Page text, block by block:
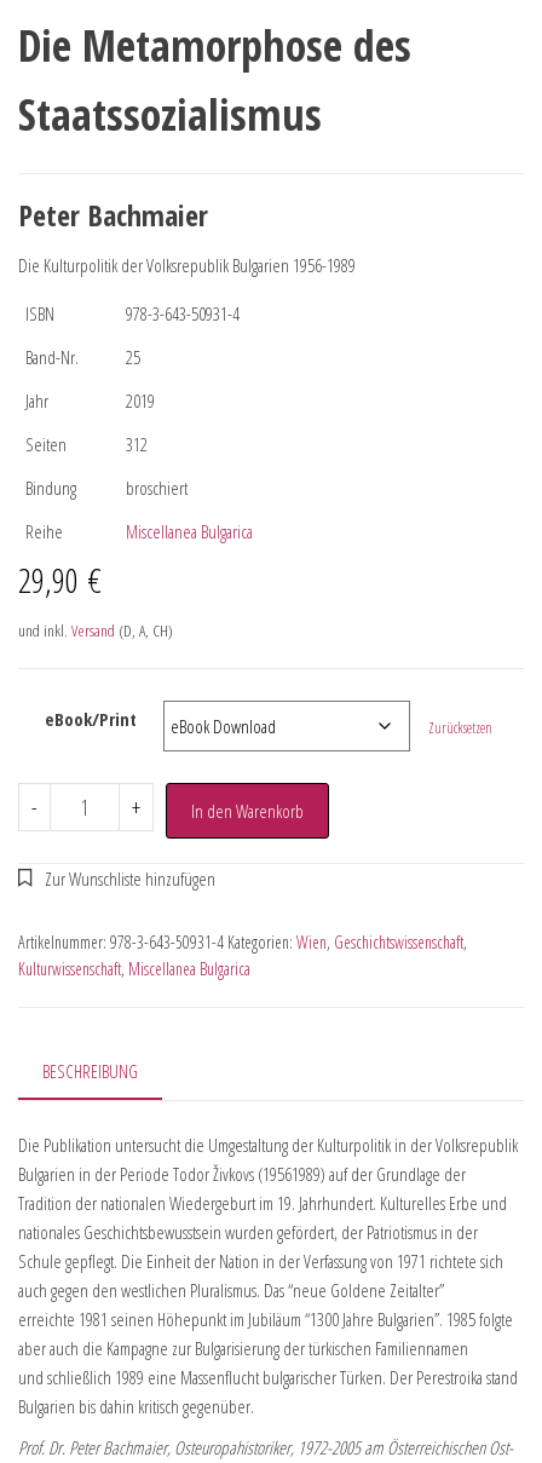
Die Metamorphose des
Staatssozialismus
Peter Bachmaier
Die Kulturpolitik der Volksrepublik Bulgarien 1956-1989
ISBN
978-3-643-50931-4
Band-Nr.
25
Jahr
2019
Seiten
312
Bindung
broschiert
Reihe
Miscellanea Bulgarica
29,90 €
und inkl. Versand (D, A, CH)
eBook/Print Zurücksetzen
- + In den Warenkorb
Artikelnummer: 978-3-643-50931-4 Kategorien: Wien, Geschichtswissenschaft,
Kulturwissenschaft, Miscellanea Bulgarica
BESCHREIBUNG
Die Publikation untersucht die Umgestaltung der Kulturpolitik in der Volksrepublik
Bulgarien in der Periode Todor Živkovs (19561989) auf der Grundlage der
Tradition der nationalen Wiedergeburt im 19. Jahrhundert. Kulturelles Erbe und
nationales Geschichtsbewusstsein wurden gefördert, der Patriotismus in der
Schule gepflegt. Die Einheit der Nation in der Verfassung von 1971 richtete sich
auch gegen den westlichen Pluralismus. Das “neue Goldene Zeitalter”
erreichte 1981 seinen Höhepunkt im Jubiläum “1300 Jahre Bulgarien”. 1985 folgte
aber auch die Kampagne zur Bulgarisierung der türkischen Familiennamen
und schließlich 1989 eine Massenflucht bulgarischer Türken. Der Perestroika stand
Bulgarien bis dahin kritisch gegenüber.
Prof. Dr. Peter Bachmaier, Osteuropahistoriker, 1972-2005 am Österreichischen Ost-